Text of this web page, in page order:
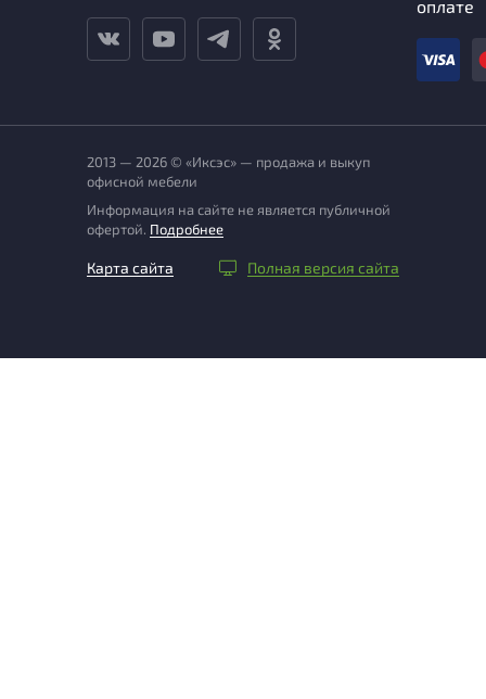
оплате
2013 — 2026 © «Иксэс» — продажа и выкуп
офисной мебели
Информация на сайте не является публичной
офертой. Подробнее
Карта сайта Полная версия сайта